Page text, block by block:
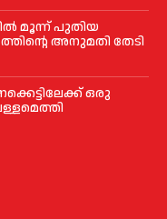
മൂന്ന് പുതിയ
അനുമതി തേടി
ഒരു